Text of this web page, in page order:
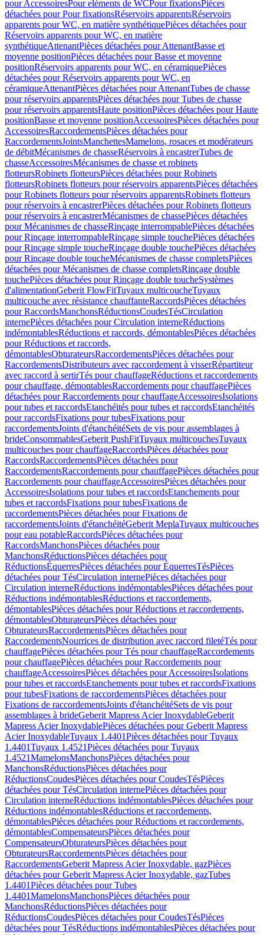
pour AccessoiresPour eléments de WCPour fixationsPièces
détachées pour Pour fixationsRéservoirs apparentsRéservoirs
apparents pour WC, en matière synthétiquePièces détachées pour
Réservoirs apparents pour WC, en matière
synthétiqueAttenantPièces détachées pour AttenantBasse et
moyenne positionPièces détachées pour Basse et moyenne
positionRéservoirs apparents pour WC, en céramiquePièces
détachées pour Réservoirs apparents pour WC, en
céramiqueAttenantPièces détachées pour AttenantTubes de chasse
pour réservoirs apparentsPièces détachées pour Tubes de chasse
pour réservoirs apparentsHaute positionPièces détachées pour Haute
positionBasse et moyenne positionAccessoiresPièces détachées pour
AccessoiresRaccordementsPièces détachées pour
RaccordementsJointsManchettesMamelons, rosaces et modérateurs
de débitMécanismes de chasseRéservoirs à encastrerTubes de
chasseAccessoiresMécanismes de chasse et robinets
flotteursRobinets flotteursPièces détachées pour Robinets
flotteursRobinets flotteurs pour réservoirs apparentsPièces détachées
pour Robinets flotteurs pour réservoirs apparentsRobinets flotteurs
pour réservoirs à encastrerPièces détachées pour Robinets flotteurs
pour réservoirs à encastrerMécanismes de chassePièces détachées
pour Mécanismes de chasseRinçage interrompablePièces détachées
pour Rinçage interrompableRinçage simple touchePièces détachées
pour Rinçage simple toucheRinçage double touchePièces détachées
pour Rinçage double toucheMécanismes de chasse completsPièces
détachées pour Mécanismes de chasse completsRinçage double
touchePièces détachées pour Rinçage double toucheSystèmes
d'alimentationGeberit FlowFitTuyaux multicoucheTuyaux
multicouche avec résistance chauffanteRaccordsPièces détachées
pour RaccordsManchonsRéductionsCoudesTésCirculation
internePièces détachées pour Circulation interneRéductions
indémontablesRéductions et raccords, démontablesPièces détachées
pour Réductions et raccords,
démontablesObturateursRaccordementsPièces détachées pour
RaccordementsDistributeurs avec raccordement à visserRépartiteur
avec raccord à sertirTés pour chauffageRéductions et raccordements
pour chauffage, démontablesRaccordements pour chauffagePièces
détachées pour Raccordements pour chauffageAccessoiresIsolations
pour tubes et raccordsEtanchéités pour tubes et raccordsEtanchéités
pour raccordsFixations pour tubesFixations pour
raccordementsJoints d'étanchéitéSets de vis pour assemblages à
brideConsommablesGeberit PushFitTuyaux multicouchesTuyaux
multicouches pour chauffageRaccordsPièces détachées pour
RaccordsRaccordementsPièces détachées pour
RaccordementsRaccordements pour chauffagePièces détachées pour
Raccordements pour chauffageAccessoiresPièces détachées pour
AccessoiresIsolations pour tubes et raccordsEtanchements pour
tubes et raccordsFixations pour tubesFixations de
raccordementsPièces détachées pour Fixations de
raccordementsJoints d'étanchéitéGeberit MeplaTuyaux multicouches
pour eau potableRaccordsPièces détachées pour
RaccordsManchonsPièces détachées pour
ManchonsRéductionsPièces détachées pour
RéductionsÉquerresPièces détachées pour ÉquerresTésPièces
détachées pour TésCirculation internePièces détachées pour
Circulation interneRéductions indémontablesPièces détachées pour
Réductions indémontablesRéductions et raccordements,
démontablesPièces détachées pour Réductions et raccordements,
démontablesObturateursPièces détachées pour
ObturateursRaccordementsPièces détachées pour
RaccordementsNourrices de distribution avec raccord filetéTés pour
chauffagePièces détachées pour Tés pour chauffageRaccordements
pour chauffagePièces détachées pour Raccordements pour
chauffageAccessoiresPièces détachées pour AccessoiresIsolations
pour tubes et raccordsEtanchements pour tubes et raccordsFixations
pour tubesFixations de raccordementsPièces détachées pour
Fixations de raccordementsJoints d'étanchéitéSets de vis pour
assemblages à brideGeberit Mapress Acier InoxydableGeberit
Mapress Acier InoxydablePièces détachées pour Geberit Mapress
Acier InoxydableTuyaux 1.4401Pièces détachées pour Tuyaux
1.4401Tuyaux 1.4521Pièces détachées pour Tuyaux
1.4521MamelonsManchonsPièces détachées pour
ManchonsRéductionsPièces détachées pour
RéductionsCoudesPièces détachées pour CoudesTésPièces
détachées pour TésCirculation internePièces détachées pour
Circulation interneRéductions indémontablesPièces détachées pour
Réductions indémontablesRéductions et raccordements,
démontablesPièces détachées pour Réductions et raccordements,
démontablesCompensateursPièces détachées pour
CompensateursObturateursPièces détachées pour
ObturateursRaccordementsPièces détachées pour
RaccordementsGeberit Mapress Acier Inoxydable, gazPièces
détachées pour Geberit Mapress Acier Inoxydable, gazTubes
1.4401Pièces détachées pour Tubes
1.4401MamelonsManchonsPièces détachées pour
ManchonsRéductionsPièces détachées pour
RéductionsCoudesPièces détachées pour CoudesTésPièces
détachées pour TésRéductions indémontablesPièces détachées pour